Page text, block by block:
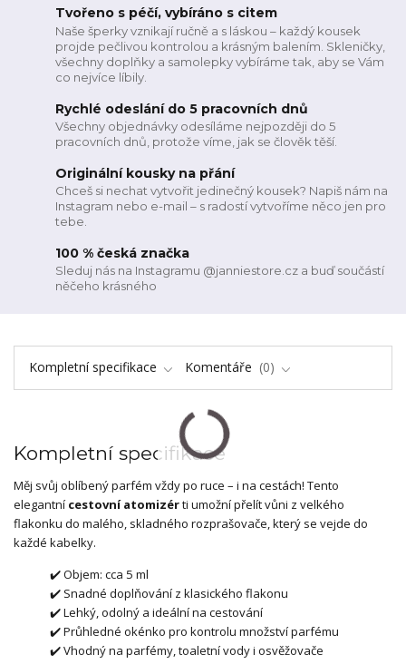
Tvořeno s péčí, vybíráno s citem
Naše šperky vznikají ručně a s láskou – každý kousek
projde pečlivou kontrolou a krásným balením. Skleničky,
všechny doplňky a samolepky vybíráme tak, aby se Vám
co nejvíce líbily.
Rychlé odeslání do 5 pracovních dnů
Všechny objednávky odesíláme nejpozději do 5
pracovních dnů, protože víme, jak se člověk těší.
Originální kousky na přání
Chceš si nechat vytvořit jedinečný kousek? Napiš nám na
Instagram nebo e-mail – s radostí vytvoříme něco jen pro
tebe.
100 % česká značka
Sleduj nás na Instagramu @janniestore.cz a buď součástí
něčeho krásného
Kompletní specifikace Komentáře 0
Kompletní specifikace
Měj svůj oblíbený parfém vždy po ruce – i na cestách! Tento
elegantní cestovní atomizérti umožní přelít vůni z velkého
flakonku do malého, skladného rozprašovače, který se vejde do
každé kabelky.
✔️ Objem: cca 5 ml
✔️ Snadné doplňování z klasického flakonu
✔️ Lehký, odolný a ideální na cestování
✔️ Průhledné okénko pro kontrolu množství parfému
✔️ Vhodný na parfémy, toaletní vody i osvěžovače